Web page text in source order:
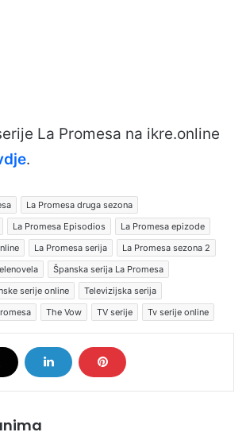
La Promesa na ikre.online
.
La Promesa druga sezona
La Promesa Episodios
La Promesa epizode
La Promesa serija
La Promesa sezona 2
Španska serija La Promesa
serije online
Televizijska serija
The Vow TV serije Tv serije online